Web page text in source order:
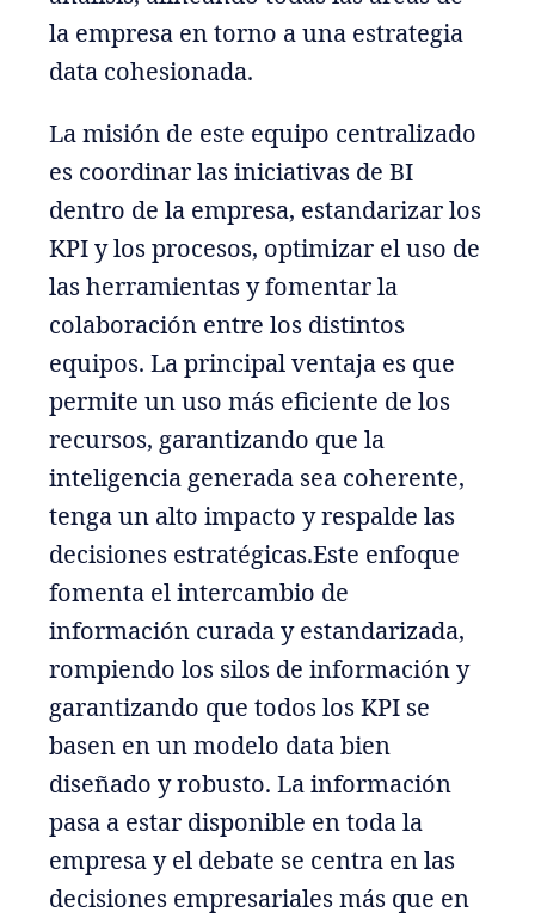
la empresa en torno a una estrategia
data cohesionada.
La misión de este equipo centralizado
es coordinar las iniciativas de BI
dentro de la empresa, estandarizar los
KPI y los procesos, optimizar el uso de
las herramientas y fomentar la
colaboración entre los distintos
equipos. La principal ventaja es que
permite un uso más eficiente de los
recursos, garantizando que la
inteligencia generada sea coherente,
tenga un alto impacto y respalde las
decisiones estratégicas.Este enfoque
fomenta el intercambio de
información curada y estandarizada,
rompiendo los silos de información y
garantizando que todos los KPI se
basen en un modelo data bien
diseñado y robusto. La información
pasa a estar disponible en toda la
empresa y el debate se centra en las
decisiones empresariales más que en